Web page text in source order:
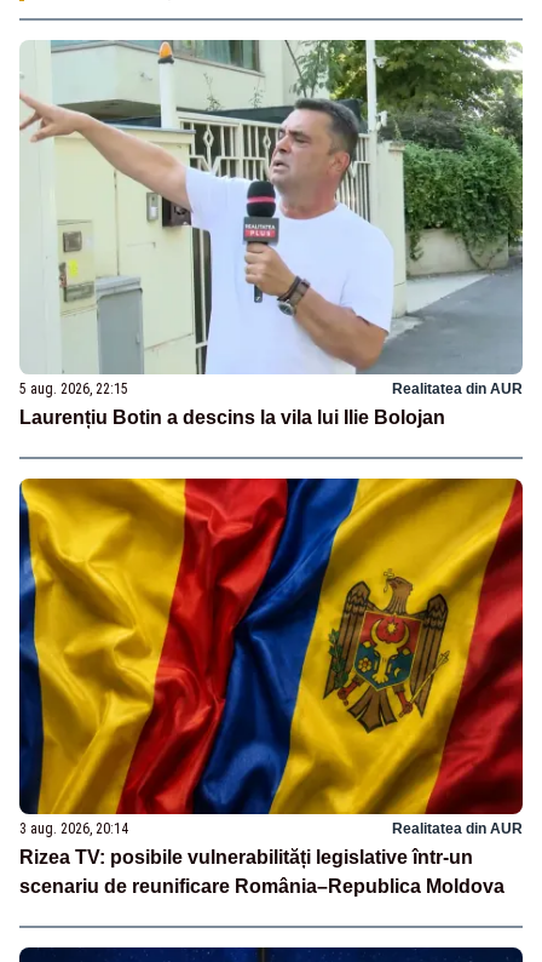
5 aug. 2026, 22:15 Realitatea din AUR
Laurențiu Botin a descins la vila lui Ilie Bolojan
3 aug. 2026, 20:14 Realitatea din AUR
Rizea TV: posibile vulnerabilități legislative într-un
scenariu de reunificare România–Republica Moldova